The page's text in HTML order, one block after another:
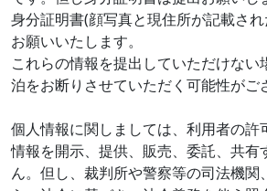
身分証明書(顔写真と現住所が記載さ
お願いいたします。
これらの情報を提出していただけない
泊をお断りさせていただく可能性がご
個人情報に関しましては、利用者の許
情報を開示、提供、販売、委託、共有
ん。但し、裁判所や警察等の司法機関